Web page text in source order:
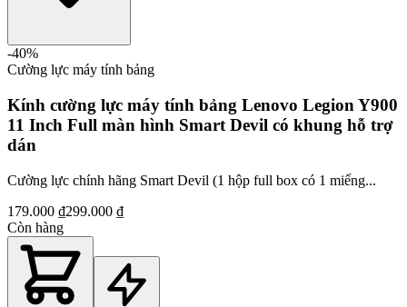
-40%
Cường lực máy tính bảng
Kính cường lực máy tính bảng Lenovo Legion Y900
11 Inch Full màn hình Smart Devil có khung hỗ trợ
dán
Cường lực chính hãng Smart Devil (1 hộp full box có 1 miếng...
179.000 ₫299.000 ₫
Còn hàng